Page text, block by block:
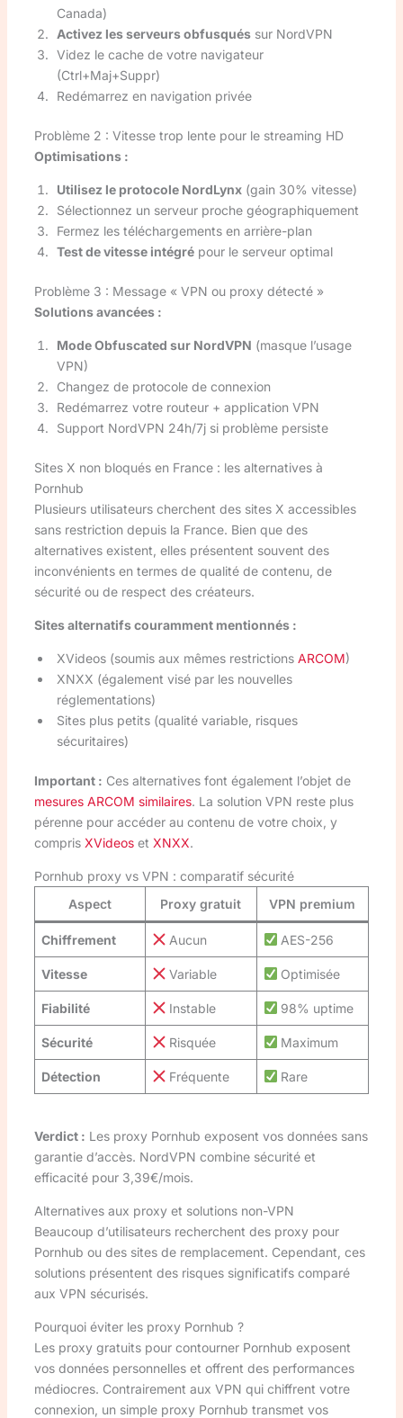
Canada)
Activez les serveurs obfusquéssur NordVPN
Videz le cache de votre navigateur
(Ctrl+Maj+Suppr)
Redémarrez en navigation privée
Problème 2 : Vitesse trop lente pour le streaming HD
Optimisations :
Utilisez le protocole NordLynx(gain 30% vitesse)
Sélectionnez un serveur proche géographiquement
Fermez les téléchargements en arrière-plan
Test de vitesse intégrépour le serveur optimal
Problème 3 : Message « VPN ou proxy détecté »
Solutions avancées :
Mode Obfuscated sur NordVPN (masque l’usage
VPN)
Changez de protocole de connexion
Redémarrez votre routeur + application VPN
Support NordVPN 24h/7j si problème persiste
Sites X non bloqués en France : les alternatives à
Pornhub
Plusieurs utilisateurs cherchent des sites X accessibles
sans restriction depuis la France. Bien que des
alternatives existent, elles présentent souvent des
inconvénients en termes de qualité de contenu, de
sécurité ou de respect des créateurs.
Sites alternatifs couramment mentionnés :
XVideos (soumis aux mêmes restrictions ARCOM)
XNXX (également visé par les nouvelles
réglementations)
Sites plus petits (qualité variable, risques
sécuritaires)
Important : Ces alternatives font également l’objet de
mesures ARCOM similaires. La solution VPN reste plus
pérenne pour accéder au contenu de votre choix, y
compris XVideoset XNXX.
Pornhub proxy vs VPN : comparatif sécurité
Aspect
Proxy gratuit VPN premium
Chiffrement Aucun AES-256
Vitesse Variable Optimisée
Fiabilité Instable 98% uptime
Sécurité Risquée Maximum
Détection Fréquente Rare
Verdict : Les proxy Pornhub exposent vos données sans
garantie d’accès. NordVPN combine sécurité et
efficacité pour 3,39€/mois.
Alternatives aux proxy et solutions non-VPN
Beaucoup d’utilisateurs recherchent des proxy pour
Pornhub ou des sites de remplacement. Cependant, ces
solutions présentent des risques significatifs comparé
aux VPN sécurisés.
Pourquoi éviter les proxy Pornhub ?
Les proxy gratuits pour contourner Pornhub exposent
vos données personnelles et offrent des performances
médiocres. Contrairement aux VPN qui chiffrent votre
connexion, un simple proxy Pornhub transmet vos